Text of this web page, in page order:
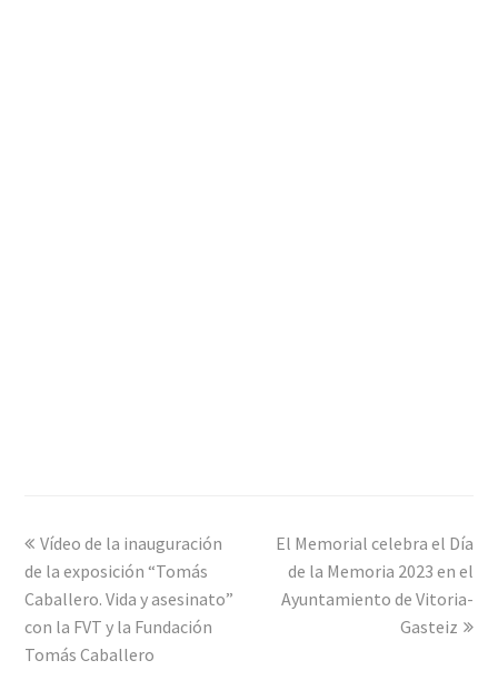
previous
post:
Vídeo de la inauguración
de la exposición “Tomás
Caballero. Vida y asesinato”
con la FVT y la Fundación
Tomás Caballero
next
post:
El Memorial celebra el Día
de la Memoria 2023 en el
Ayuntamiento de Vitoria-
Gasteiz